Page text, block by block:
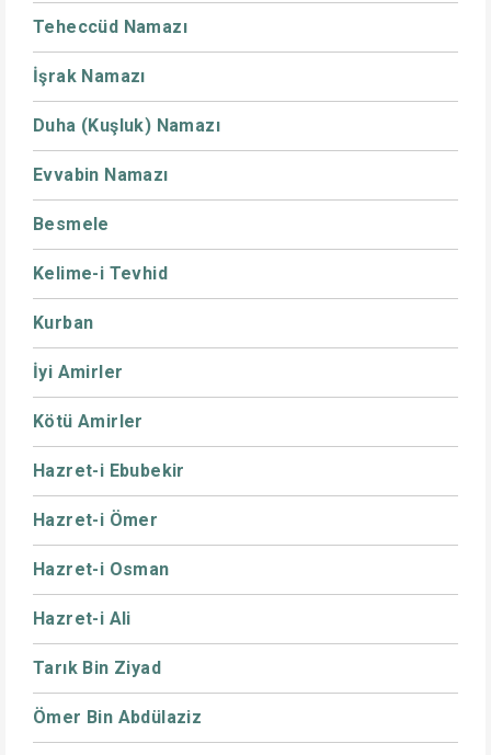
Teheccüd Namazı
İşrak Namazı
Duha (Kuşluk) Namazı
Evvabin Namazı
Besmele
Kelime-i Tevhid
Kurban
İyi Amirler
Kötü Amirler
Hazret-i Ebubekir
Hazret-i Ömer
Hazret-i Osman
Hazret-i Ali
Tarık Bin Ziyad
Ömer Bin Abdülaziz